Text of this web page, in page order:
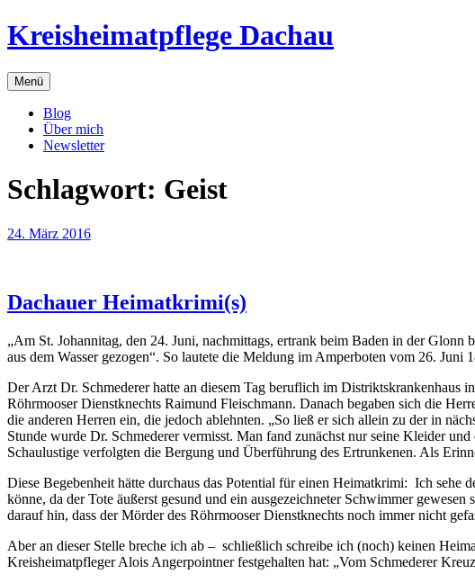
Zum
Inhalt
Kreisheimatpflege Dachau
Menü
Blog
Über mich
Newsletter
Schlagwort: Geist
24. März 2016
Dachauer Heimatkrimi(s)
„Am St. Johannitag, den 24. Juni, nachmittags, ertrank beim Baden in der
aus dem Wasser gezogen“. So lautete die Meldung im Amperboten vom 26. Juni
Der Arzt Dr. Schmederer hatte an diesem Tag beruflich im Distriktskrankenhaus
Röhrmooser Dienstknechts Raimund Fleischmann. Danach begaben sich die
die anderen Herren ein, die jedoch ablehnten. „So ließ er sich allein zu der in
Stunde wurde Dr. Schmederer vermisst. Man fand zunächst nur seine Kleider
Schaulustige verfolgten die Bergung und Überführung des Ertrunkenen. Als
Diese Begebenheit hätte durchaus das Potential für einen Heimatkrimi: Ich
könne, da der Tote äußerst gesund und ein ausgezeichneter Schwimmer
darauf hin, dass der Mörder des Röhrmooser Dienstknechts noch immer nicht
Aber an dieser Stelle breche ich ab – schließlich schreibe ich (noch) keinen
Kreisheimatpfleger Alois Angerpointner festgehalten hat: „Vom Schmederer